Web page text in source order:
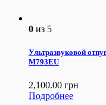
0 из 5
Ультразвуковой
М793EU
2,100.00 грн
Подробнее